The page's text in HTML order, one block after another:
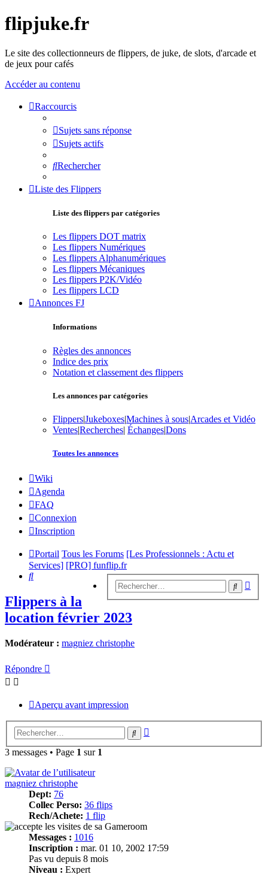
flipjuke.fr
Le site des collectionneurs de flippers, de juke, de slots, d'arcade et
de jeux pour cafés
Accéder au contenu
Raccourcis
Sujets sans réponse
Sujets actifs
Rechercher
Liste des Flippers
Liste des flippers par catégories
Les flippers DOT matrix
Les flippers Numériques
Les flippers Alphanumériques
Les flippers Mécaniques
Les flippers P2K/Vidéo
Les flippers LCD
Annonces FJ
Informations
Règles des annonces
Indice des prix
Notation et classement des flippers
Les annonces par catégories
Flippers|Jukeboxes|Machines à sous|Arcades et Vidéo
Ventes|Recherches| Échanges|Dons
Toutes les annonces
Wiki
Agenda
FAQ
Connexion
Inscription
Portail Tous les Forums [Les Professionnels : Actu et
Services] [PRO] funflip.fr
Rechercher
Flippers à la
location février 2023
Modérateur : magniez christophe
Répondre
Aperçu avant impression
Rechercher
3 messages • Page 1 sur 1
magniez christophe
Dept: 76
Collec Perso: 36 flips
Rech/Achete: 1 flip
Messages : 1016
Inscription : mar. 01 10, 2002 17:59
Pas vu depuis 8 mois
Niveau : Expert